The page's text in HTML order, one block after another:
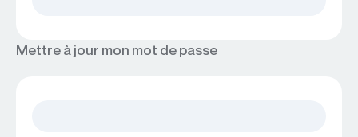
Mettre à jour mon mot de passe